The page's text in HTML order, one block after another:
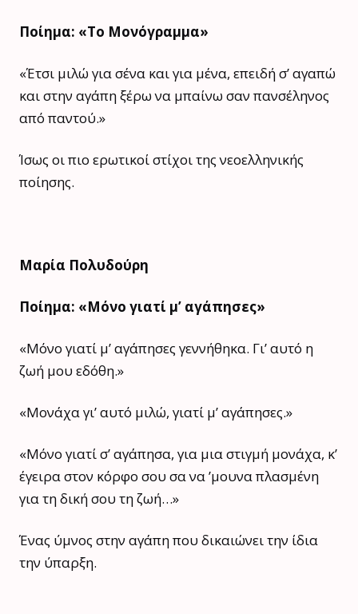
Ποίημα: «Το Μονόγραμμα»
«Έτσι μιλώ για σένα και για μένα, επειδή σ’ αγαπώ
και στην αγάπη ξέρω να μπαίνω σαν πανσέληνος
από παντού.»
Ίσως οι πιο ερωτικοί στίχοι της νεοελληνικής
ποίησης.
Μαρία Πολυδούρη
Ποίημα: «Μόνο γιατί μ’ αγάπησες»
«Μόνο γιατί μ’ αγάπησες γεννήθηκα. Γι’ αυτό η
ζωή μου εδόθη.»
«Μονάχα γι’ αυτό μιλώ, γιατί μ’ αγάπησες.»
«Μόνο γιατί σ’ αγάπησα, για μια στιγμή μονάχα, κ’
έγειρα στον κόρφο σου σα να ’μουνα πλασμένη
για τη δική σου τη ζωή…»
Ένας ύμνος στην αγάπη που δικαιώνει την ίδια
την ύπαρξη.